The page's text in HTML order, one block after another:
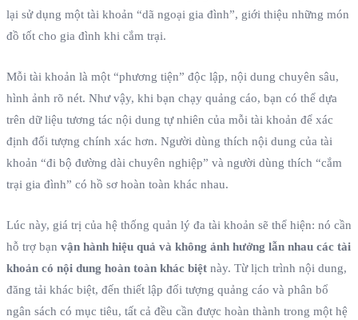
lại sử dụng một tài khoản “dã ngoại gia đình”, giới thiệu những món
đồ tốt cho gia đình khi cắm trại.
Mỗi tài khoản là một “phương tiện” độc lập, nội dung chuyên sâu,
hình ảnh rõ nét. Như vậy, khi bạn chạy quảng cáo, bạn có thể dựa
trên dữ liệu tương tác nội dung tự nhiên của mỗi tài khoản để xác
định đối tượng chính xác hơn. Người dùng thích nội dung của tài
khoản “đi bộ đường dài chuyên nghiệp” và người dùng thích “cắm
trại gia đình” có hồ sơ hoàn toàn khác nhau.
Lúc này, giá trị của hệ thống quản lý đa tài khoản sẽ thể hiện: nó cần
hỗ trợ bạn vận hành hiệu quả và không ảnh hưởng lẫn nhau các tài
khoản có nội dung hoàn toàn khác biệt này. Từ lịch trình nội dung,
đăng tải khác biệt, đến thiết lập đối tượng quảng cáo và phân bổ
ngân sách có mục tiêu, tất cả đều cần được hoàn thành trong một hệ